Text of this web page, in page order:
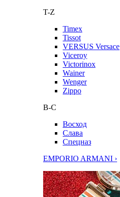
T-Z
Timex
Tissot
VERSUS Versace
Viceroy
Victorinox
Wainer
Wenger
Zippo
В-С
Восход
Слава
Спецназ
EMPORIO ARMANI ›